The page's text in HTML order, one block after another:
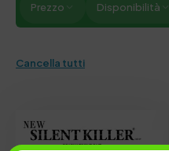
Prezzo Disponibilità
Cancella tutti